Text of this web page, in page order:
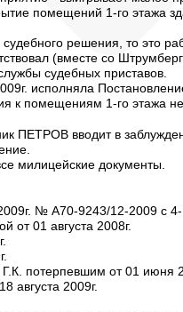
помещений 1-го этажа
решения, то это
(вместе со
судебных приставов.
исполняла
к помещениям 1-го этажа
ПЕТРОВ вводит в
милицейские документы.
№ А70-9243/12-2009 с
от 01 августа 2008г.
потерпевшим от 01 июня
августа 2009г.